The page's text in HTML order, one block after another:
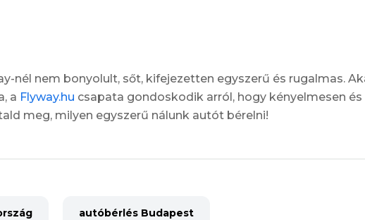
nél nem bonyolult, sőt, kifejezetten egyszerű és rugalmas.
a Flyway.hu csapata gondoskodik arról, hogy kényelmesen
meg, milyen egyszerű nálunk autót bérelni!
autóbérlés Budapest